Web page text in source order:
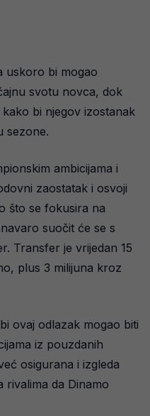
uskoro bi mogao
svotu novca, dok
bi njegov izostanak
sezone.
ambicijama i
zaostatak i osvoji
što se fokusira na
suočit će se s
Transfer je vrijedan 15
plus 3 milijuna kroz
ovaj odlazak mogao biti
iz pouzdanih
osigurana i izgleda
rivalima da Dinamo